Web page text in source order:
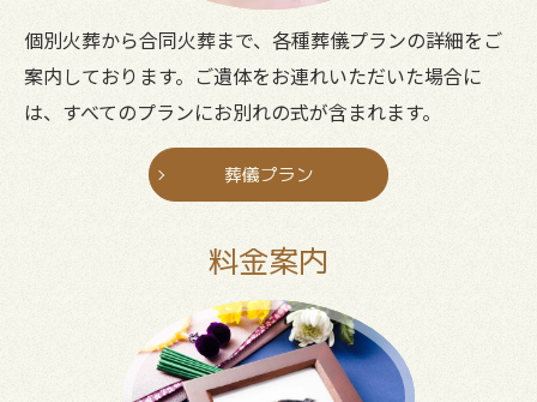
個別火葬から合同火葬まで、各種葬儀プランの詳細をご
案内しております。ご遺体をお連れいただいた場合に
は、すべてのプランにお別れの式が含まれます。
葬儀プラン
料金案内